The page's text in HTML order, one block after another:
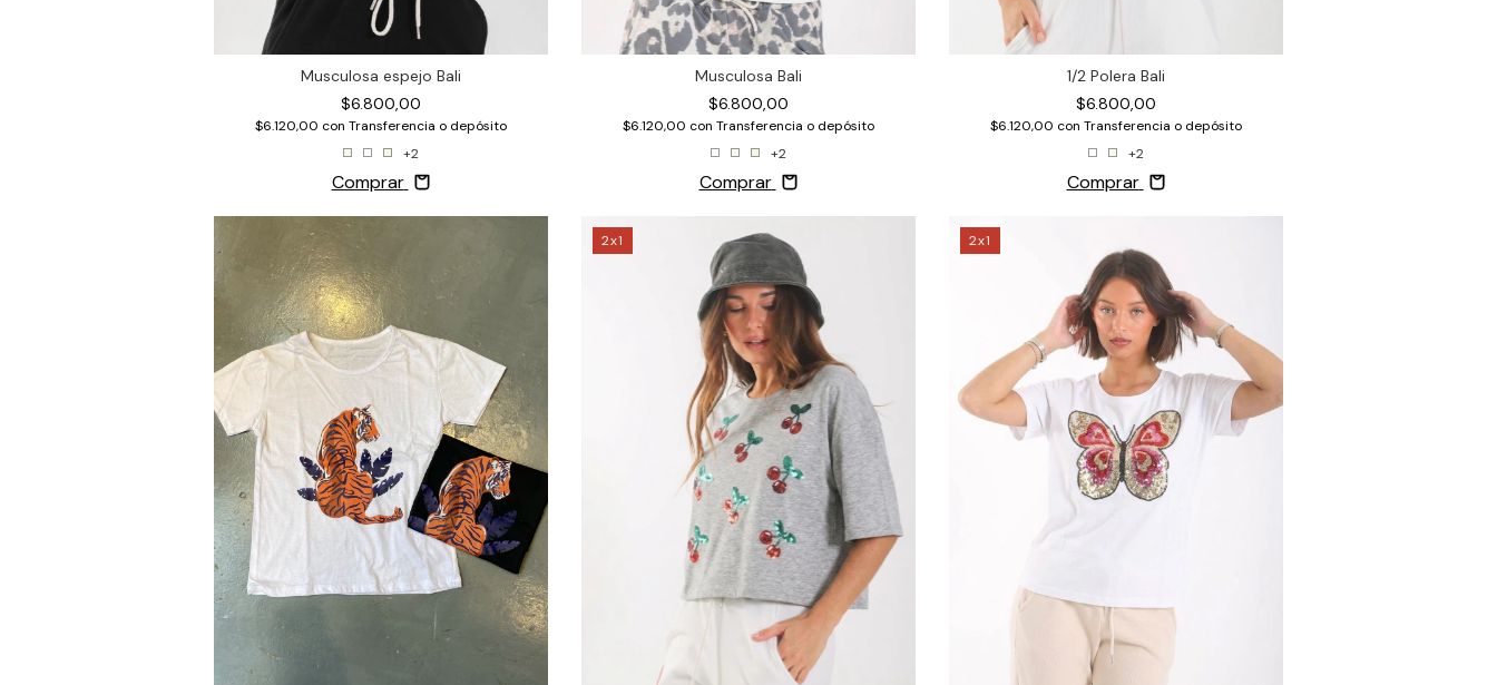
Musculosa espejo Bali
$6.800,00
$6.120,00 con Transferencia o depósito
+2
Comprar
Musculosa Bali
$6.800,00
$6.120,00 con Transferencia o depósito
+2
Comprar
1/2 Polera Bali
$6.800,00
$6.120,00 con Transferencia o depósito
+2
Comprar
2x1 2x1